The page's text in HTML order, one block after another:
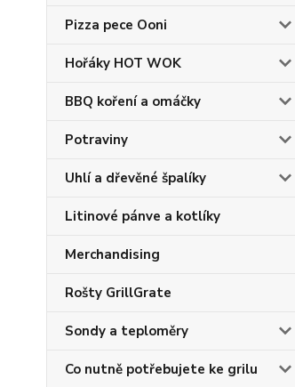
Pizza pece Ooni
Hořáky HOT WOK
BBQ koření a omáčky
Potraviny
Uhlí a dřevěné špalíky
Litinové pánve a kotlíky
Merchandising
Rošty GrillGrate
Sondy a teploměry
Co nutně potřebujete ke grilu